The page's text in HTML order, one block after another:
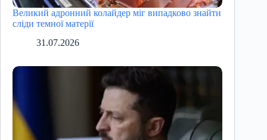
Великий адронний колайдер міг випадково знайти
сліди темної матерії
31.07.2026